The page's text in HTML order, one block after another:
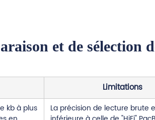
et de sélection
Limitations
kb à plus
La précision de lecture brute